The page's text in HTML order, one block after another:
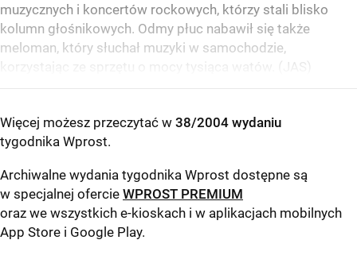
muzycznych i koncertów rockowych, którzy stali blisko
kolumn głośnikowych. Odmy płuc nabawił się także
meloman, który słuchał muzyki w samochodzie,
korzystając ze sprzętu o mocy tysiąca watów. (JAS)
Więcej możesz przeczytać w 38/2004 wydaniu
tygodnika Wprost.
Archiwalne wydania tygodnika Wprost dostępne są
w specjalnej ofercie WPROST PREMIUM
oraz we wszystkich e-kioskach i w aplikacjach mobilnych
App Store i Google Play.